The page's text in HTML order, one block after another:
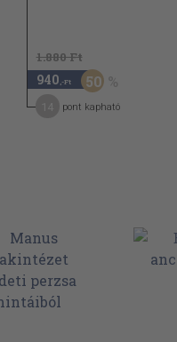
1.880 Ft
940 ,-Ft 50
pont kapható